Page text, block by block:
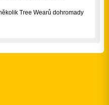
Tree Wearů dohromady